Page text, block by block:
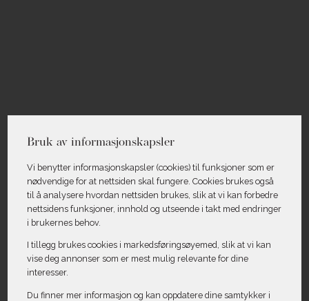
Bruk av informasjonskapsler
Vi benytter informasjons­kapsler (cookies) til funksjoner som er
nødvendige for at nettsiden skal fungere. Cookies brukes også
til å analysere hvordan nettsiden brukes, slik at vi kan forbedre
nettsidens funksjoner, innhold og utseende i takt med endringer
i brukernes behov.
I tillegg brukes cookies i markedsførings­øyemed, slik at vi kan
vise deg annonser som er mest mulig relevante for dine
interesser.
Du finner mer informasjon og kan oppdatere dine samtykker i